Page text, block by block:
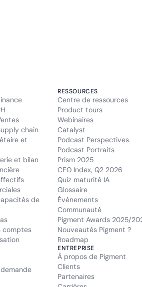
chain
et
et bilan
de
comptes
RESSOURCES
Centre de ressources
Product tours
Webinaires
Catalyst
Podcast Perspectives
Podcast Portraits
Prism 2025
CFO Index, Q2 2026
Quiz maturité IA
Glossaire
Événements
Communauté
Pigment Awards 2025/
Nouveautés Pigment ?
Roadmap
ENTREPRISE
À propos de Pigment
Clients
Partenaires